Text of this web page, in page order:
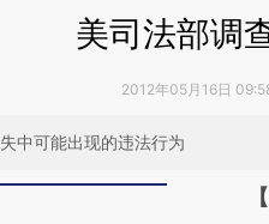
美司法部调
2012年05月16日
中可能出现的违法行为
请务